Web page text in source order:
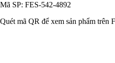
Mã SP: FES-542-4892
Quét mã QR để xem sản phẩm trên